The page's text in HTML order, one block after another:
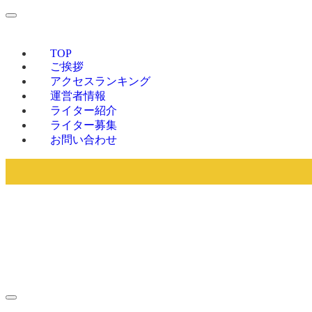
TOP
ご挨拶
アクセスランキング
運営者情報
ライター紹介
ライター募集
お問い合わせ